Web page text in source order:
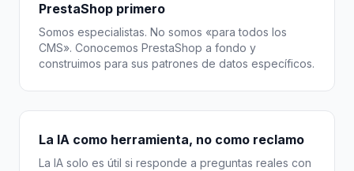
PrestaShop primero
Somos especialistas. No somos «para todos los
CMS». Conocemos PrestaShop a fondo y
construimos para sus patrones de datos específicos.
La IA como herramienta, no como reclamo
La IA solo es útil si responde a preguntas reales con